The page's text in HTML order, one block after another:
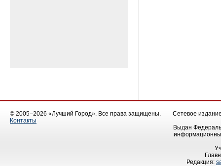
© 2005–2026 «Лучший Город». Все права защищены.
Контакты
Сетевое
Выдан
Редакция: